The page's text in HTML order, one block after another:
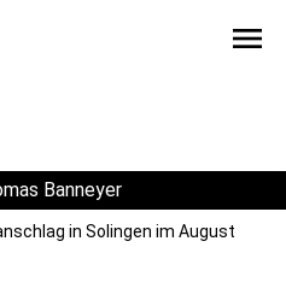
menu
Banneyer
in Solingen im August